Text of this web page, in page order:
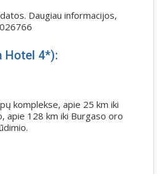
Daugiau informacijos,
Hotel 4*):
komplekse, apie 25 km iki
apie 128 km iki Burgaso oro